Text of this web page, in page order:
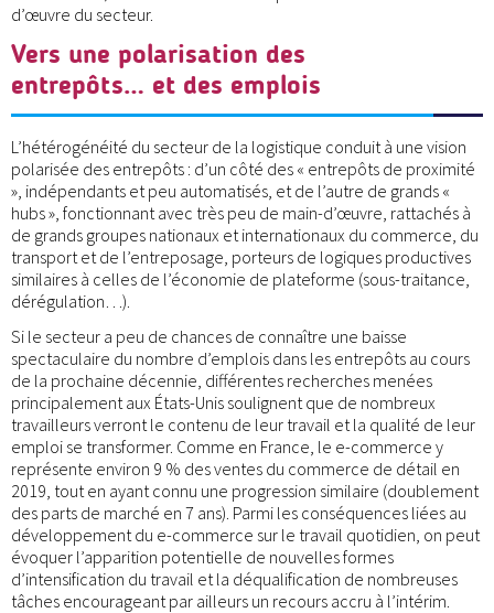
d’œuvre du secteur.
Vers une polarisation des
entrepôts… et des emplois
L’hétérogénéité du secteur de la logistique conduit à une vision
polarisée des entrepôts : d’un côté des « entrepôts de proximité
», indépendants et peu automatisés, et de l’autre de grands «
hubs », fonctionnant avec très peu de main-d’œuvre, rattachés à
de grands groupes nationaux et internationaux du commerce, du
transport et de l’entreposage, porteurs de logiques productives
similaires à celles de l’économie de plateforme (sous-traitance,
dérégulation…).
Si le secteur a peu de chances de connaître une baisse
spectaculaire du nombre d’emplois dans les entrepôts au cours
de la prochaine décennie, différentes recherches menées
principalement aux États-Unis soulignent que de nombreux
travailleurs verront le contenu de leur travail et la qualité de leur
emploi se transformer. Comme en France, le e-commerce y
représente environ 9 % des ventes du commerce de détail en
2019, tout en ayant connu une progression similaire (doublement
des parts de marché en 7 ans). Parmi les conséquences liées au
développement du e-commerce sur le travail quotidien, on peut
évoquer l’apparition potentielle de nouvelles formes
d’intensification du travail et la déqualification de nombreuses
tâches encourageant par ailleurs un recours accru à l’intérim.